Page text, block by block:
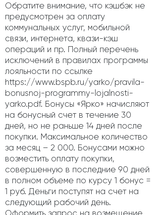
Обратите внимание, что кэшбэк не
предусмотрен за оплату
коммунальных услуг, мобильной
связи, интернета, квази-кэш
операций и пр. Полный перечень
исключений в правилах программы
лояльности по ссылке
https://www.bspb.ru/yarko/pravila-
bonusnoj-programmy-lojalnosti-
yarko.pdf. Бонусы «Ярко» начисляют
на бонусный счет в течение 30
дней, но не раньше 14 дней после
покупки. Максимальное количество
за месяц – 2 000. Бонусами можно
возместить оплату покупки,
совершенную в последние 90 дней
в полном объеме по курсу 1 бонус =
1 руб. Деньги поступят на счет на
следующий рабочий день.